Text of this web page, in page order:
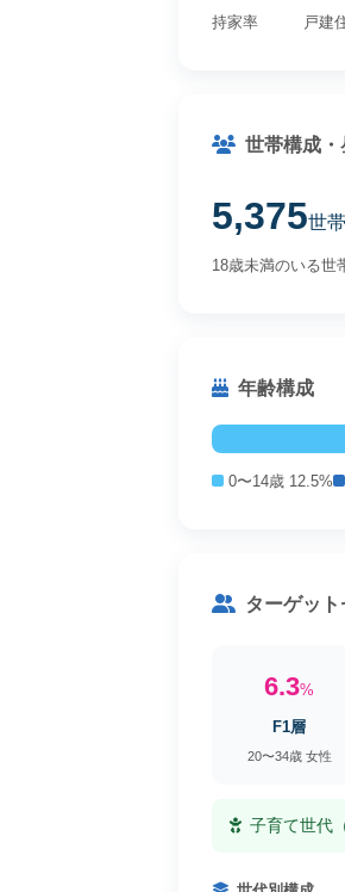
持家率 戸建
世帯構成・
5,375世帯
18歳未満のいる世
年齢構成
0〜14歳 12.5%
ターゲット
6.3%
F1層
20〜34歳 女性
子育て世代